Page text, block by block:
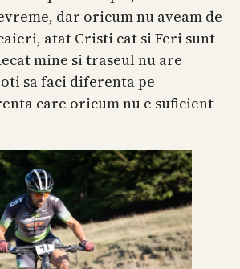
dar oricum nu aveam de
atat Cristi cat si Feri sunt
mine si traseul nu are
sa faci diferenta pe
care oricum nu e suficient